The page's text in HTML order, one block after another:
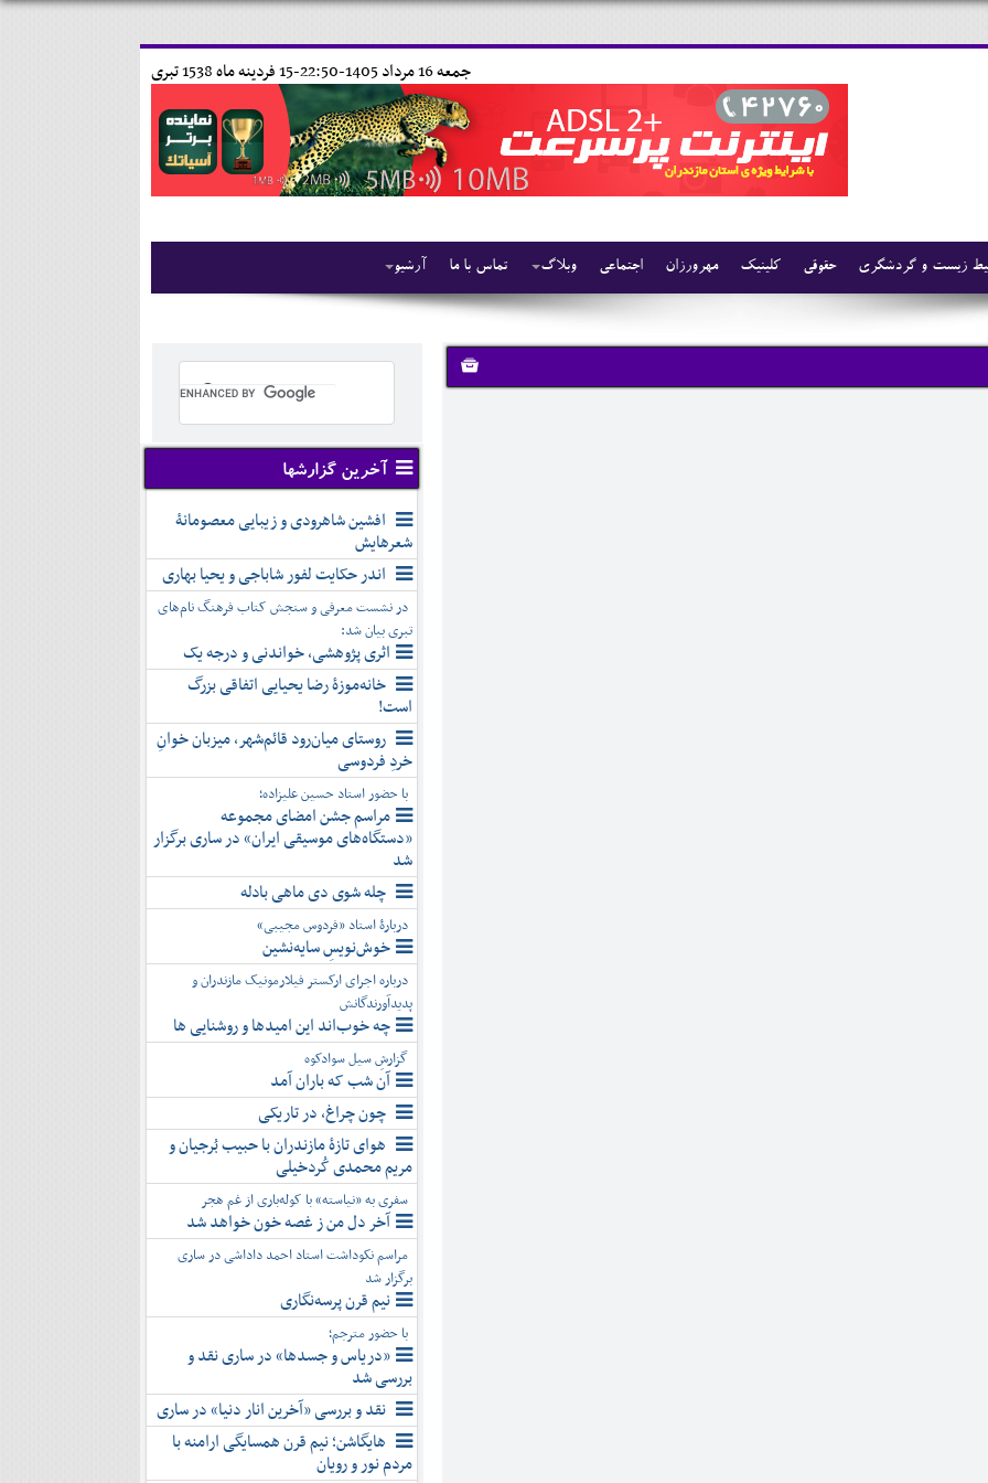
15 فردينه ماه 1538 تبری جمعه 16 مرداد 1405-22:50-
آرشیو تماس با ما وبلاگ اجتماعی مهرورزان کلینیک حقوقی زیست و گردشگری
آخرین گزارشها
افشین شاهرودی و زیبایی معصومانۀ
شعرهایش
اندر حکایت لفور شاباجی و یحیا بهاری
در نشست معرفی و سنجش کتاب فرهنگ نام‌های
تبری بیان شد:
اثری پژوهشی، خواندنی و درجه یک
خانه‌موزۀ رضا یحیایی اتفاقی بزرگ
است!
روستای میان‌رود قائم‌شهر، میزبان خوانِ
خردِ فردوسی
با حضور استاد حسین علیزاده؛
مراسم جشن امضای مجموعه
«دستگاه‌های موسیقی ایران» در ساری برگزار
شد
چله شوی دی ماهی بادله
دربارۀ استاد «فردوس مجیبی»
خوش‌نویسِ سایه‌نشین
درباره اجرای ارکستر فیلارمونیک مازندران و
پدیدآورندگانش
چه خوب‌اند این امیدها و روشنایی ها
گزارشِ سیل سوادکوه
آن شب که باران آمد
چون چراغ، در تاریکی
هوای تازۀ مازندران با حبیب بُرجیان و
مریم محمدی کُردخیلی
سفری به «نیاسته» با کوله‌باری از غم هجر
آخر دل من ز غصه خون خواهد شد
مراسم نکوداشت استاد احمد داداشی در ساری
برگزار شد
نیم قرن پرسه‌نگاری
با حضور مترجم؛
«دریاس و جسدها» در ساری نقد و
بررسی شد
نقد و بررسی «آخرین انار دنیا» در ساری
هایگاشن؛ نیم قرن همسایگی ارامنه با
مردم نور و رویان